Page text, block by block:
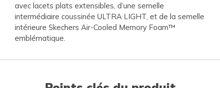
avec lacets plats extensibles, d’une semelle
intermédiaire coussinée ULTRA LIGHT, et de la semelle
intérieure Skechers Air-Cooled Memory Foam™
emblématique.